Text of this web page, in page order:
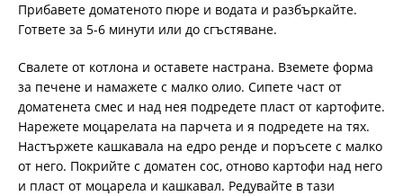
Прибавете доматеното пюре и водата и разбъркайте.
Гответе за 5-6 минути или до сгъстяване.
Свалете от котлона и оставете настрана. Вземете форма
за печене и намажете с малко олио. Сипете част от
доматенета смес и над нея подредете пласт от картофите.
Нарежете моцарелата на парчета и я подредете на тях.
Настържете кашкавала на едро ренде и поръсете с малко
от него. Покрийте с доматен сос, отново картофи над него
и пласт от моцарела и кашкавал. Редувайте в тази